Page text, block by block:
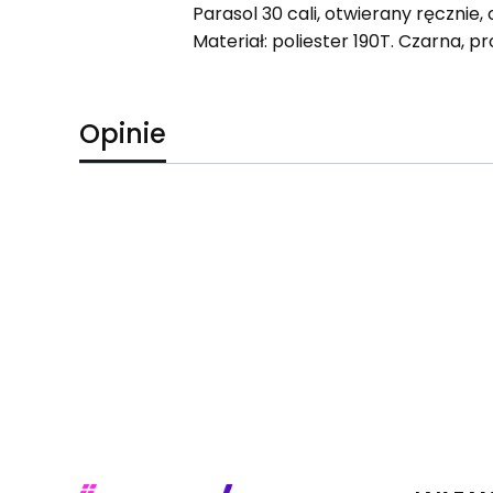
Parasol 30 cali, otwierany
Materiał: poliester 190T. Czarna,
Opinie